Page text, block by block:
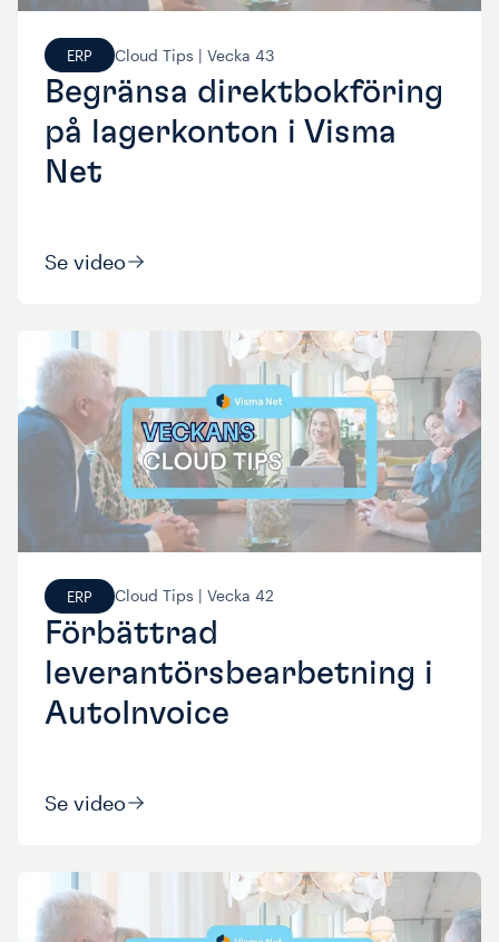
ERP Cloud Tips | Vecka 43
Begränsa direktbokföring
på lagerkonton i Visma
Net
Se video
ERP Cloud Tips | Vecka 42
Förbättrad
leverantörsbearbetning i
AutoInvoice
Se video